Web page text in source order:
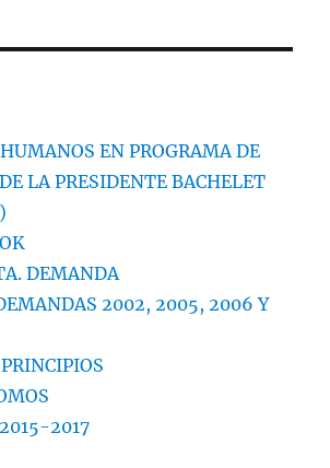
EN PROGRAMA DE
LA PRESIDENTE BACHELET
DEMANDA
2002, 2005, 2006 Y
2017